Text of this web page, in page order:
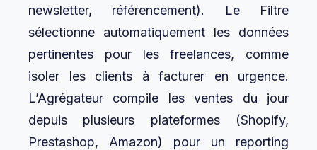
newsletter, référencement). Le Filtre
sélectionne automatiquement les données
pertinentes pour les freelances, comme
isoler les clients à facturer en urgence.
L’Agrégateur compile les ventes du jour
depuis plusieurs plateformes (Shopify,
Prestashop, Amazon) pour un reporting